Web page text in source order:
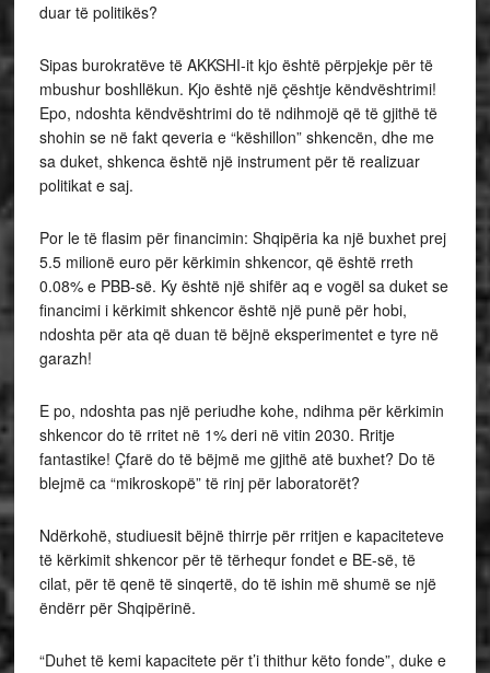
duar të politikës?
Sipas burokratëve të AKKSHI-it kjo është përpjekje për të
mbushur boshllëkun. Kjo është një çështje këndvështrimi!
Epo, ndoshta këndvështrimi do të ndihmojë që të gjithë të
shohin se në fakt qeveria e “këshillon” shkencën, dhe me
sa duket, shkenca është një instrument për të realizuar
politikat e saj.
Por le të flasim për financimin: Shqipëria ka një buxhet prej
5.5 milionë euro për kërkimin shkencor, që është rreth
0.08% e PBB-së. Ky është një shifër aq e vogël sa duket se
financimi i kërkimit shkencor është një punë për hobi,
ndoshta për ata që duan të bëjnë eksperimentet e tyre në
garazh!
E po, ndoshta pas një periudhe kohe, ndihma për kërkimin
shkencor do të rritet në 1% deri në vitin 2030. Rritje
fantastike! Çfarë do të bëjmë me gjithë atë buxhet? Do të
blejmë ca “mikroskopë” të rinj për laboratorët?
Ndërkohë, studiuesit bëjnë thirrje për rritjen e kapaciteteve
të kërkimit shkencor për të tërhequr fondet e BE-së, të
cilat, për të qenë të sinqertë, do të ishin më shumë se një
ëndërr për Shqipërinë.
“Duhet të kemi kapacitete për t’i thithur këto fonde”, duke e